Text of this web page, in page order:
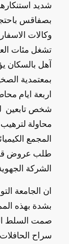
شديد
وكالات
تشغل مئات
آهل بالسكان
بمعتمدية
شخص تابعين
محاولة
المجمع
طلب عروض
الشركة
بشدة بهذه
صمت السلط
سراح